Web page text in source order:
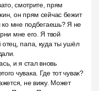
смотрите, прям
он прям сейчас бежит
ко мне подбегаешь? Я не
мне его. Я твой
папа, куда ты ушёл
и я стал вновь
чувака. Где тот чувак?
не вижу. Может